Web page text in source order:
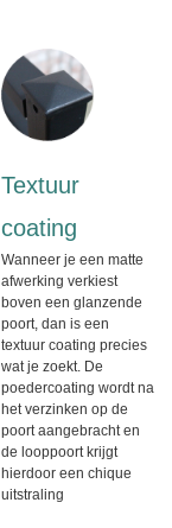
Textuur
coating
Wanneer je een matte
afwerking verkiest
boven een glanzende
poort, dan is een
textuur coating precies
wat je zoekt. De
poedercoating wordt na
het verzinken op de
poort aangebracht en
de looppoort krijgt
hierdoor een chique
uitstraling